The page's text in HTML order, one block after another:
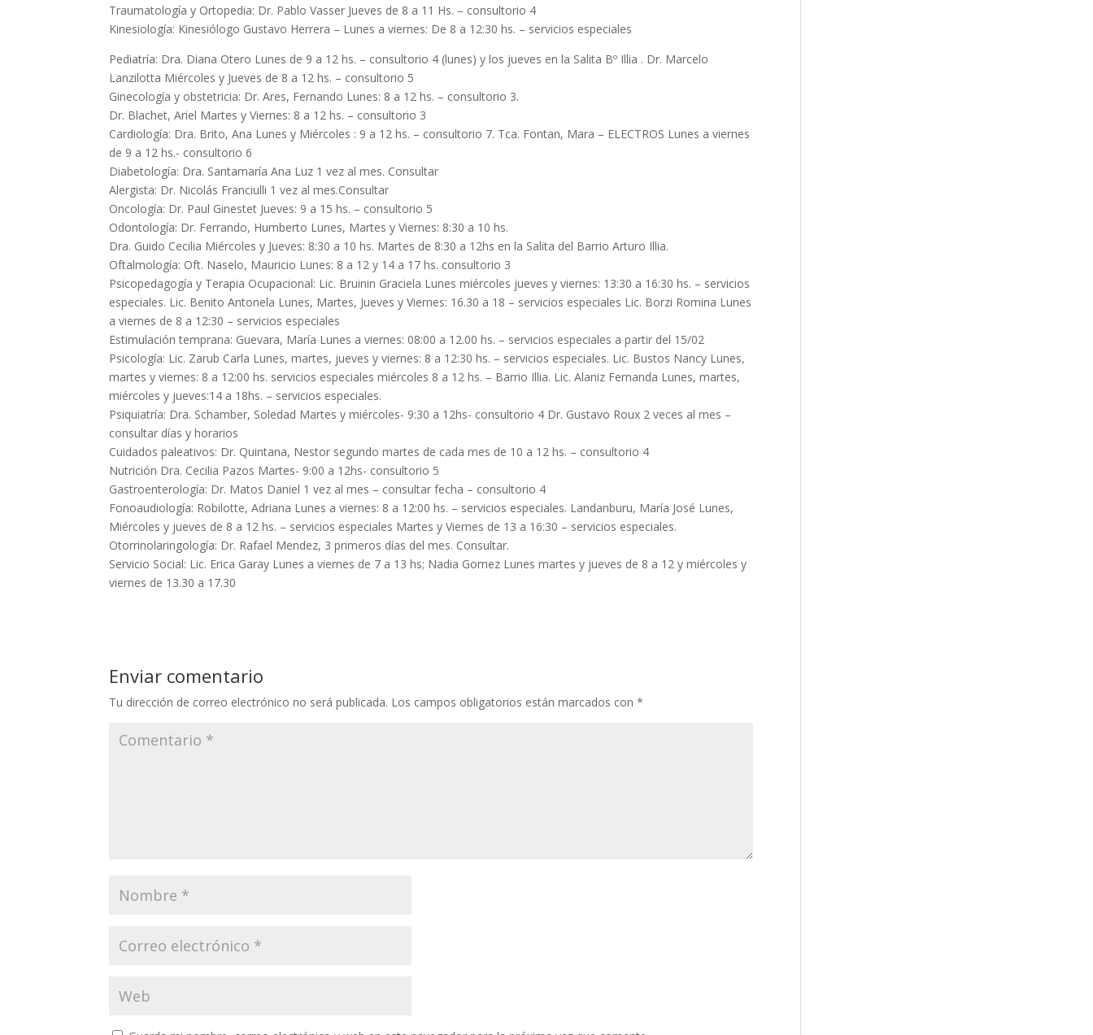
Traumatología y Ortopedia: Dr. Pablo Vasser Jueves de 8 a 11 Hs. – consultorio 4
Kinesiología: Kinesiólogo Gustavo Herrera – Lunes a viernes: De 8 a 12:30 hs. – servicios especiales
Pediatría: Dra. Diana Otero Lunes de 9 a 12 hs. – consultorio 4 (lunes) y los jueves en la Salita Bº Illia . Dr. Marcelo
Lanzilotta Miércoles y Jueves de 8 a 12 hs. – consultorio 5
Ginecología y obstetricia: Dr. Ares, Fernando Lunes: 8 a 12 hs. – consultorio 3.
Dr. Blachet, Ariel Martes y Viernes: 8 a 12 hs. – consultorio 3
Cardiología: Dra. Brito, Ana Lunes y Miércoles : 9 a 12 hs. – consultorio 7. Tca. Fontan, Mara – ELECTROS Lunes a viernes
de 9 a 12 hs.- consultorio 6
Diabetología: Dra. Santamaría Ana Luz 1 vez al mes. Consultar
Alergista: Dr. Nicolás Franciulli 1 vez al mes.Consultar
Oncología: Dr. Paul Ginestet Jueves: 9 a 15 hs. – consultorio 5
Odontología: Dr. Ferrando, Humberto Lunes, Martes y Viernes: 8:30 a 10 hs.
Dra. Guido Cecilia Miércoles y Jueves: 8:30 a 10 hs. Martes de 8:30 a 12hs en la Salita del Barrio Arturo Illia.
Oftalmología: Oft. Naselo, Mauricio Lunes: 8 a 12 y 14 a 17 hs. consultorio 3
Psicopedagogía y Terapia Ocupacional: Lic. Bruinin Graciela Lunes miércoles jueves y viernes: 13:30 a 16:30 hs. – servicios
especiales. Lic. Benito Antonela Lunes, Martes, Jueves y Viernes: 16.30 a 18 – servicios especiales Lic. Borzi Romina Lunes
a viernes de 8 a 12:30 – servicios especiales
Estimulación temprana: Guevara, María Lunes a viernes: 08:00 a 12.00 hs. – servicios especiales a partir del 15/02
Psicología: Lic. Zarub Carla Lunes, martes, jueves y viernes: 8 a 12:30 hs. – servicios especiales. Lic. Bustos Nancy Lunes,
martes y viernes: 8 a 12:00 hs. servicios especiales miércoles 8 a 12 hs. – Barrio Illia. Lic. Alaniz Fernanda Lunes, martes,
miércoles y jueves:14 a 18hs. – servicios especiales.
Psiquiatría: Dra. Schamber, Soledad Martes y miércoles- 9:30 a 12hs- consultorio 4 Dr. Gustavo Roux 2 veces al mes –
consultar días y horarios
Cuidados paleativos: Dr. Quintana, Nestor segundo martes de cada mes de 10 a 12 hs. – consultorio 4
Nutrición Dra. Cecilia Pazos Martes- 9:00 a 12hs- consultorio 5
Gastroenterología: Dr. Matos Daniel 1 vez al mes – consultar fecha – consultorio 4
Fonoaudiología: Robilotte, Adriana Lunes a viernes: 8 a 12:00 hs. – servicios especiales. Landanburu, María José Lunes,
Miércoles y jueves de 8 a 12 hs. – servicios especiales Martes y Viernes de 13 a 16:30 – servicios especiales.
Otorrinolaringología: Dr. Rafael Mendez, 3 primeros días del mes. Consultar.
Servicio Social: Lic. Erica Garay Lunes a viernes de 7 a 13 hs; Nadia Gomez Lunes martes y jueves de 8 a 12 y miércoles y
viernes de 13.30 a 17.30
Enviar comentario
Tu dirección de correo electrónico no será publicada. Los campos obligatorios están marcados con*